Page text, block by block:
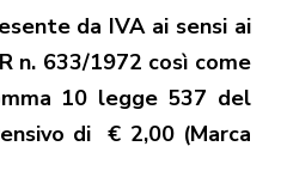
da IVA ai sensi ai
n. 633/1972 così come
10 legge 537 del
di € 2,00 (Marca